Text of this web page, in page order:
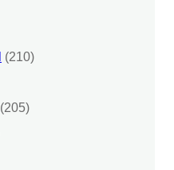
(210)
(205)